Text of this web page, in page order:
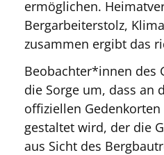
ermöglichen.
Bergarbeiterstolz,
zusammen ergibt das
Beobachter*innen des
die Sorge um, dass an
offiziellen
gestaltet wird, der die
aus Sicht des